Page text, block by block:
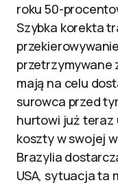
roku 50-
Szybka korekta
przetrzymywane
mają na celu
surowca przed
hurtowi już teraz
koszty w swojej
Brazylia
USA, sytuacja ta